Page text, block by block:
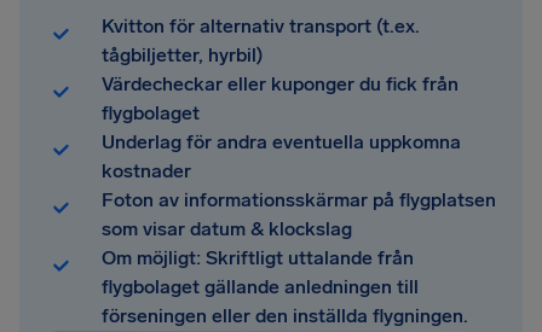
Kvitton för alternativ transport (t.ex.
tågbiljetter, hyrbil)
Värdecheckar eller kuponger du fick från
flygbolaget
Underlag för andra eventuella uppkomna
kostnader
Foton av informationsskärmar på flygplatsen
som visar datum & klockslag
Om möjligt: Skriftligt uttalande från
flygbolaget gällande anledningen till
förseningen eller den inställda flygningen.